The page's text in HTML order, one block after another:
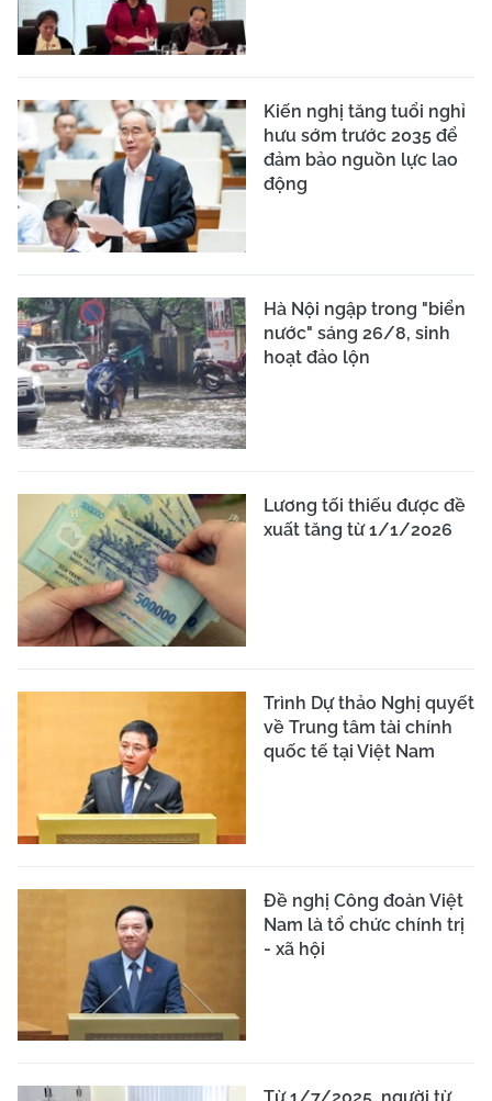
Kiến nghị tăng tuổi nghỉ
hưu sớm trước 2035 để
đảm bảo nguồn lực lao
động
Hà Nội ngập trong "biển
nước" sáng 26/8, sinh
hoạt đảo lộn
Lương tối thiếu được đề
xuất tăng từ 1/1/2026
Trình Dự thảo Nghị quyết
về Trung tâm tài chính
quốc tế tại Việt Nam
Đề nghị Công đoàn Việt
Nam là tổ chức chính trị
- xã hội